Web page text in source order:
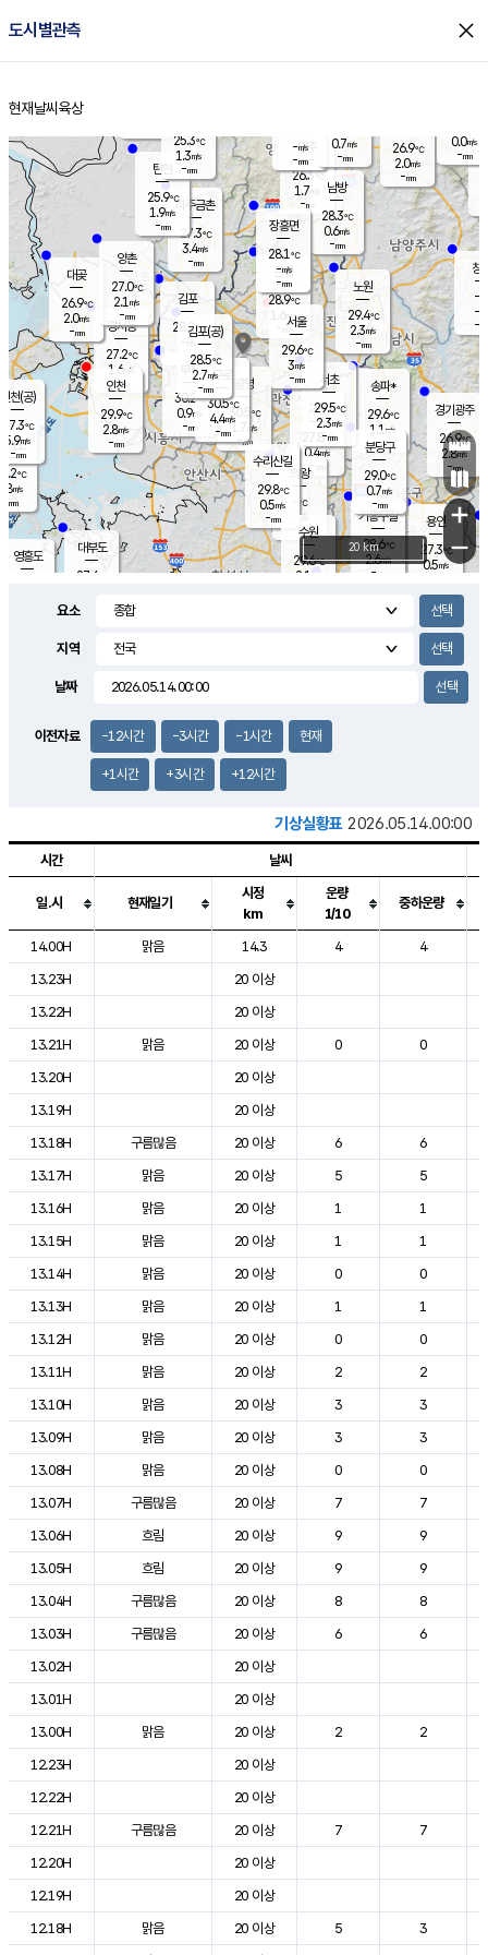
도시별관측 close
홈
현재날씨 육상
의도
℃
m/s
mm
영흥도
양주
26.3℃
1.7
-mm
과천
27.8℃
0.4m/s
- mm
용인
27.3℃
0.5m/s
경기광주
26.9℃
2.8m/s
-mm
1.4m/s
대부도
27.6
경서동
27.2℃
1.6 m/s
-mm
파주금촌
27.3℃
3.4m/s
-mm
26.9℃
2.0m/s
-mm
대곶
26.9℃
2.0m/s
-mm
창
-
-m/
-
탄현
25.9℃
1.9m/s
-mm
0.0m/s
-mm
의왕
- ℃
m/s
mm
김포
28.2℃
-m/s
mm
광명
30.5 ℃
1.7 m/s
-mm
부천
30.2℃
0.9m/s
-mm
양촌
27.0℃
2.1 m/s
-mm
구로
30.5℃
4.4m/s
-mm
은평
28.9℃
1.6 m/s
- mm
노원
29.4℃
2.3m/s
-mm
송파*
29.6℃
1.1 m/s
-mm
서초
29.5℃
2.3m/s
-mm
남방
28.3℃
0.6m/s
-mm
기흥구갈
28.6℃
2.6m/s
-
수리산길
29.8℃
0.5m/s
-mm
분당구
29.0℃
0.7m/s
-mm
장흥면
28.1℃
-m/s
-mm
-m/s
-mm
인천(공)
27.3℃
5.9m/s
-mm
김포(공)
28.5℃
2.7m/s
-mm
수원
29.6℃
2.1 m/s
인천
29.9℃
2.8m/s
-mm
서울
29.6℃
3m/s
-mm
25.3℃
1.3m/s
-mm
0.7m/s
-mm
+
−
20 km
요소
지역
날짜
이전자료 -12시간 -3시간 -1시간 현재
+1시간 +3시간 +12시간
기상실황표 2026.05.14.00:00
도시별 기상실황표로 지점, 날씨, 기온, 강수, 바람, 기압등을 안내한 표입
시간 날씨
일.시 현재일기
시정
km
운량
1/10
중하운량
14.00H 맑음 14.3 4
4
13.23H
20 이상
13.22H
20 이상
13.21H
맑음 20 이상 0
0
13.20H
20 이상
13.19H
20 이상
13.18H
구름많음 20 이상 6
6
13.17H
맑음 20 이상 5
5
13.16H
맑음 20 이상 1
1
13.15H
맑음 20 이상 1
1
13.14H
맑음 20 이상 0
0
13.13H
맑음 20 이상 1
1
13.12H
맑음 20 이상 0
0
13.11H
맑음 20 이상 2
2
13.10H
맑음 20 이상 3
3
13.09H
맑음 20 이상 3
3
13.08H
맑음 20 이상 0
0
13.07H
구름많음 20 이상 7
7
13.06H
흐림 20 이상 9
9
13.05H
흐림 20 이상 9
9
13.04H
구름많음 20 이상 8
8
13.03H
구름많음 20 이상 6
6
13.02H
20 이상
13.01H
20 이상
13.00H
맑음 20 이상 2
2
12.23H
20 이상
12.22H
20 이상
12.21H
구름많음 20 이상 7
7
12.20H
20 이상
12.19H
20 이상
12.18H
맑음 20 이상 5
3